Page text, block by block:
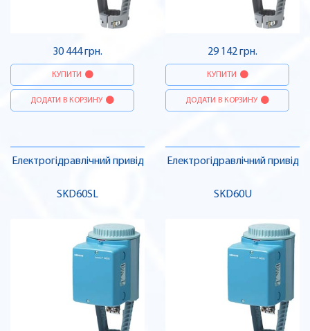
30 444 грн.
КУПИТИ
ДОДАТИ В КОРЗИНУ
29 142 грн.
КУПИТИ
ДОДАТИ В КОРЗИНУ
Електрогідравлічний привід
SKD60SL
Електрогідравлічний привід
SKD60U